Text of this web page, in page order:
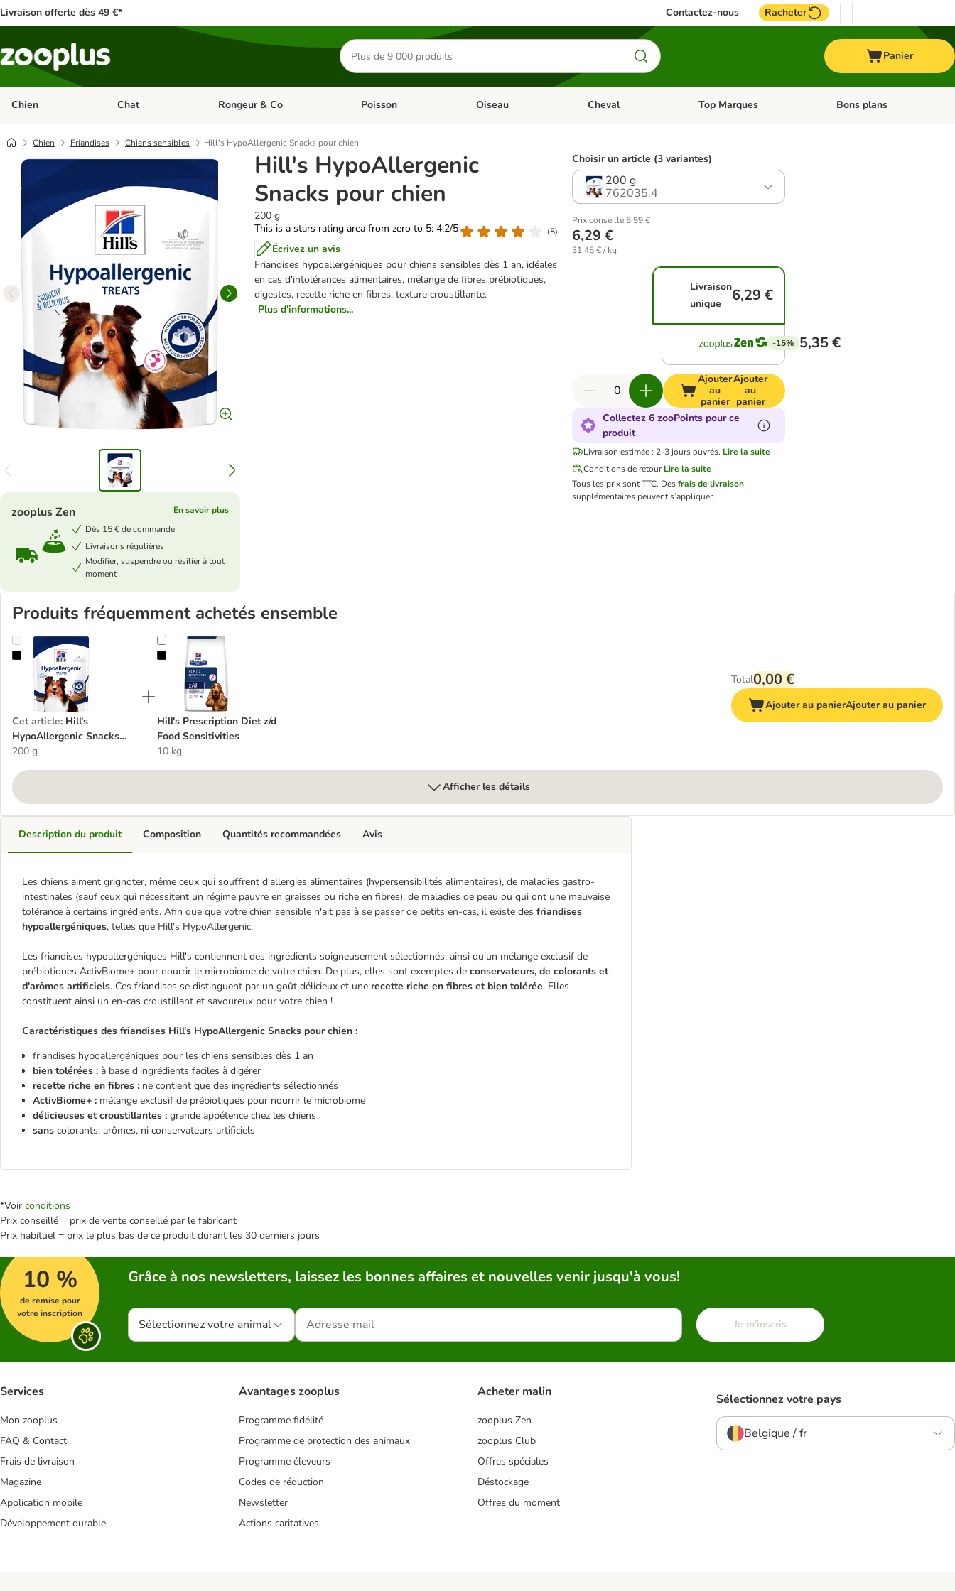
Livraison offerte dès 49 €* Contactez-nous Racheter
Rechercher
des
produits
Panier
Chien Dérouler les catégories: Chien
Chat Dérouler les catégories: Chat
Rongeur & Co Dérouler les catégories: Rongeur & Co
Poisson Dérouler les catégories: Poisson
Oiseau Dérouler les catégories: Oiseau
Cheval Dérouler les catégories: Cheval
Top Marques Dérouler les catégories: Top
Bons plans
Chien Friandises Chiens sensibles Hill's HypoAllergenic Snacks pour chien
Hill's HypoAllergenic
Snacks pour chien
200 g
This is a stars rating area from zero to 5: 4.2/5
(5)
Écrivez un avis
Friandises hypoallergéniques pour chiens sensibles dès 1 an, idéales
en cas d'intolérances alimentaires, mélange de fibres prébiotiques,
digestes, recette riche en fibres, texture croustillante.
Plus d'informations...
zooplus Zen
En savoir plus
Dès 15 € de commande
Livraisons régulières
Modifier, suspendre ou résilier à tout
moment
Choisir un article (3 variantes)
200 g
762035.4
Prix conseillé 6,99 €
6,29 €
31,45 € / kg
Livraison
unique
6,29 €
-15% 5,35 €
Ajouter
au
panier
Ajouter
au
panier
Collectez 6 zooPoints pour ce
produit
Livraison estimée : 2-3 jours ouvrés. Lire la suite
Conditions de retour Lire la suite
Tous les prix sont TTC. Desfrais de livraison
supplémentaires peuvent s’appliquer.
Produits fréquemment achetés ensemble
Hill's HypoAllergenic Snacks pour chien
Cet article: Hill's
HypoAllergenic Snacks
pour chien
200 g
Hill's Prescription Diet z/d Food Sensitivities
Hill's Prescription Diet z/d
Food Sensitivities
10 kg
Total0,00 €
Ajouter au panierAjouter au panier
Afficher les détails
Description du produit
Les chiens aiment grignoter, même ceux qui souffrent d'allergies alimentaires (hypersensibilités alimentaires), de maladies gastro-
intestinales (sauf ceux qui nécessitent un régime pauvre en graisses ou riche en fibres), de maladies de peau ou qui ont une mauvaise
tolérance à certains ingrédients. Afin que que votre chien sensible n'ait pas à se passer de petits en-cas, il existe des friandises
hypoallergéniques, telles que Hill's HypoAllergenic.
Les friandises hypoallergéniques Hill's contiennent des ingrédients soigneusement sélectionnés, ainsi qu'un mélange exclusif de
prébiotiques ActivBiome+ pour nourrir le microbiome de votre chien. De plus, elles sont exemptes de conservateurs, de colorants et
d'arômes artificiels. Ces friandises se distinguent par un goût délicieux et une recette riche en fibres et bien tolérée. Elles
constituent ainsi un en-cas croustillant et savoureux pour votre chien !
Caractéristiques des friandises Hill's HypoAllergenic Snacks pour chien :
friandises hypoallergéniques pour les chiens sensibles dès 1 an
bien tolérées : à base d'ingrédients faciles à digérer
recette riche en fibres : ne contient que des ingrédients sélectionnés
ActivBiome+ : mélange exclusif de prébiotiques pour nourrir le microbiome
délicieuses et croustillantes : grande appétence chez les chiens
sans colorants, arômes, ni conservateurs artificiels
Composition Quantités recommandées Avis
*Voir conditions
Prix conseillé = prix de vente conseillé par le fabricant
Prix habituel = prix le plus bas de ce produit durant les 30 derniers jours
10 %
de remise pour
votre inscription
Grâce à nos newsletters, laissez les bonnes affaires et nouvelles venir jusqu'à vous!
Sélectionnez votre animal Je m'inscris
Services
Mon zooplus
FAQ & Contact
Frais de livraison
Magazine
Application mobile
Développement durable
Avantages zooplus
Programme fidélité
Programme de protection des animaux
Programme éleveurs
Codes de réduction
Newsletter
Actions caritatives
Acheter malin
zooplus Zen
zooplus Club
Offres spéciales
Déstockage
Offres du moment
Sélectionnez votre pays
Belgique / fr